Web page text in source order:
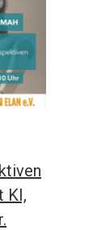
KI,